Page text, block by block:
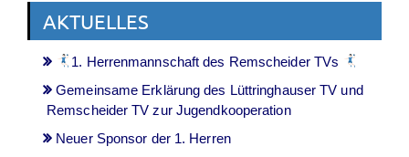
AKTUELLES
1. Herrenmannschaft des Remscheider TVs
Gemeinsame Erklärung des Lüttringhauser TV und
Remscheider TV zur Jugendkooperation
Neuer Sponsor der 1. Herren